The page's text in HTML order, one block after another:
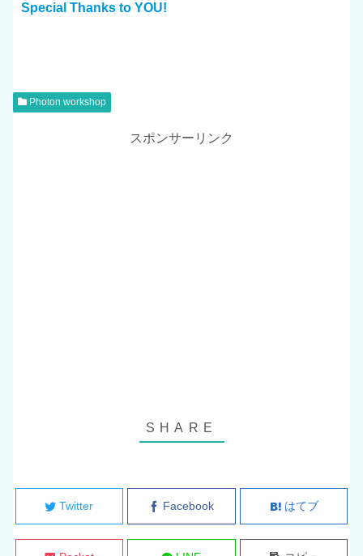
Special Thanks to YOU!
Photon workshop
スポンサーリンク
Twitter Facebook はてブ